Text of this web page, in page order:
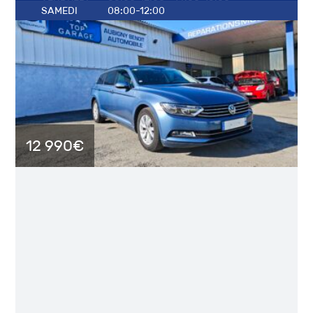
SAMEDI
08:00-12:00
DIMANCHE
Fermé
DÉCOUVREZ LE GARAGE
12 990€